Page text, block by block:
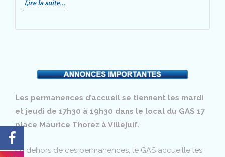
Lire la suite…
Les permanences d’accueil se tiennent les mardi
et jeudi de 17h30 à 19h30 dans le local du GAS 17
place Maurice Thorez à Villejuif.
En dehors de ces permanences, le GAS accueille les